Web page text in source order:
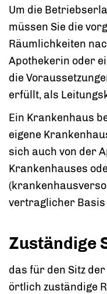
Um die
müssen Sie die
Räumlichkeiten
Apothekerin oder
die
erfüllt, als
Ein Krankenhaus
eigene
sich auch von der
Krankenhauses
vertraglicher Basis
Zuständige
das für den Sitz
örtlich zuständige